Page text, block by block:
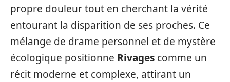
propre douleur tout en cherchant la vérité
entourant la disparition de ses proches. Ce
mélange de drame personnel et de mystère
écologique positionne Rivages comme un
récit moderne et complexe, attirant un